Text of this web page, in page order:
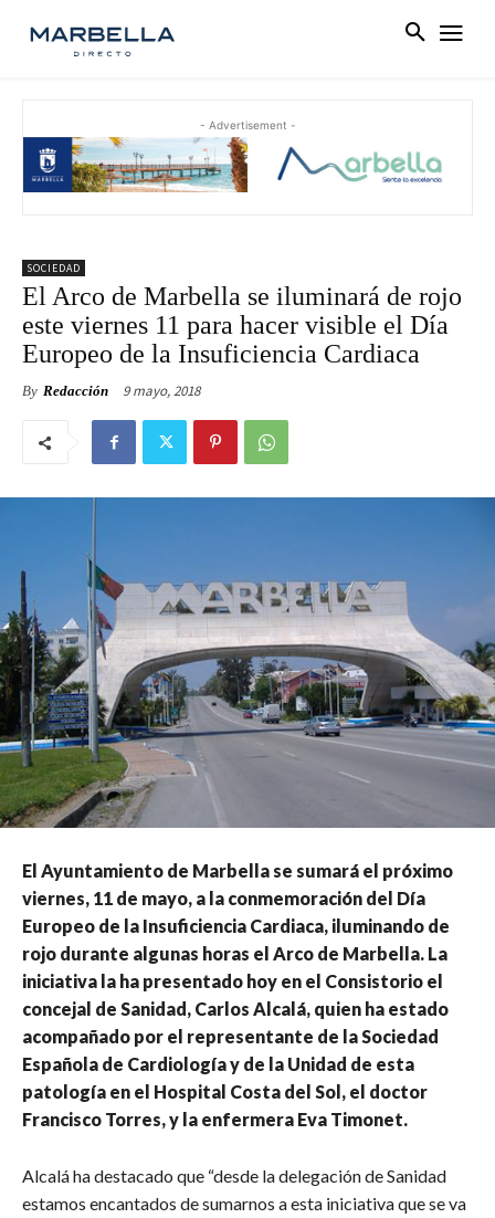
- Advertisement -
SOCIEDAD
El Arco de Marbella se iluminará de rojo
este viernes 11 para hacer visible el Día
Europeo de la Insuficiencia Cardiaca
By Redacción 9 mayo, 2018
El Ayuntamiento de Marbella se sumará el próximo
viernes, 11 de mayo, a la conmemoración del Día
Europeo de la Insuficiencia Cardiaca, iluminando de
rojo durante algunas horas el Arco de Marbella. La
iniciativa la ha presentado hoy en el Consistorio el
concejal de Sanidad, Carlos Alcalá, quien ha estado
acompañado por el representante de la Sociedad
Española de Cardiología y de la Unidad de esta
patología en el Hospital Costa del Sol, el doctor
Francisco Torres, y la enfermera Eva Timonet.
Alcalá ha destacado que “desde la delegación de Sanidad
estamos encantados de sumarnos a esta iniciativa que se va